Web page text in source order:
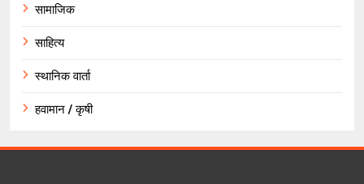
सामाजिक
साहित्य
स्थानिक वार्ता
हवामान / कृषी